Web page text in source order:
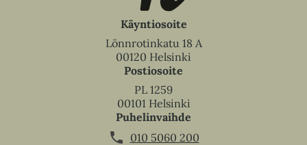
Käyntiosoite
Lönnrotinkatu 18 A
00120 Helsinki
Postiosoite
PL 1259
00101 Helsinki
Puhelinvaihde
010 5060 200